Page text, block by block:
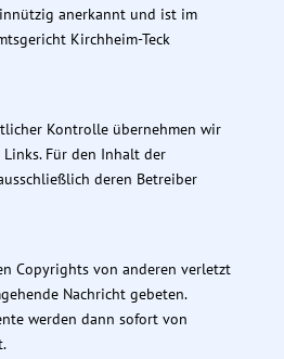
anerkannt und ist im
Kirchheim-Teck
Kontrolle übernehmen wir
Für den Inhalt der
deren Betreiber
Copyrights von anderen verletzt
Nachricht gebeten.
werden dann sofort von